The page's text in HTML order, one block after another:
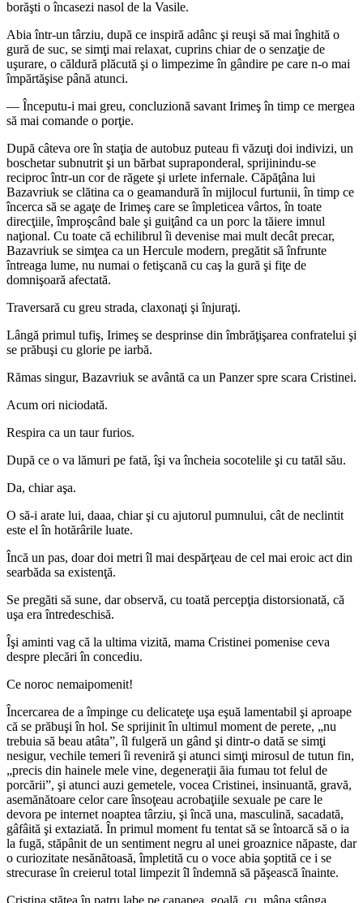
borăşti o încasezi nasol de la Vasile.
Abia într-un târziu, după ce inspiră adânc şi reuşi să mai înghită o
gură de suc, se simţi mai relaxat, cuprins chiar de o senzaţie de
uşurare, o căldură plăcută şi o limpezime în gândire pe care n-o mai
împărtăşise până atunci.
― Începutu-i mai greu, concluzionă savant Irimeş în timp ce mergea
să mai comande o porţie.
După câteva ore în staţia de autobuz puteau fi văzuţi doi indivizi, un
boschetar subnutrit şi un bărbat supraponderal, sprijinindu-se
reciproc într-un cor de răgete şi urlete infernale. Căpăţâna lui
Bazavriuk se clătina ca o geamandură în mijlocul furtunii, în timp ce
încerca să se agaţe de Irimeş care se împleticea vârtos, în toate
direcţiile, împroşcând bale şi guiţând ca un porc la tăiere imnul
naţional. Cu toate că echilibrul îi devenise mai mult decât precar,
Bazavriuk se simţea ca un Hercule modern, pregătit să înfrunte
întreaga lume, nu numai o fetişcană cu caş la gură şi fiţe de
domnişoară afectată.
Traversară cu greu strada, claxonaţi şi înjuraţi.
Lângă primul tufiş, Irimeş se desprinse din îmbrăţişarea confratelui şi
se prăbuşi cu glorie pe iarbă.
Rămas singur, Bazavriuk se avântă ca un Panzer spre scara Cristinei.
Acum ori niciodată.
Respira ca un taur furios.
După ce o va lămuri pe fată, îşi va încheia socotelile şi cu tatăl său.
Da, chiar aşa.
O să-i arate lui, daaa, chiar şi cu ajutorul pumnului, cât de neclintit
este el în hotărârile luate.
Încă un pas, doar doi metri îl mai despărţeau de cel mai eroic act din
searbăda sa existenţă.
Se pregăti să sune, dar observă, cu toată percepţia distorsionată, că
uşa era întredeschisă.
Îşi aminti vag că la ultima vizită, mama Cristinei pomenise ceva
despre plecări în concediu.
Ce noroc nemaipomenit!
Încercarea de a împinge cu delicateţe uşa eşuă lamentabil şi aproape
că se prăbuşi în hol. Se sprijinit în ultimul moment de perete, „nu
trebuia să beau atâta”, îl fulgeră un gând şi dintr-o dată se simţi
nesigur, vechile temeri îi reveniră şi atunci simţi mirosul de tutun fin,
„precis din hainele mele vine, degeneraţii ăia fumau tot felul de
porcării”, şi atunci auzi gemetele, vocea Cristinei, insinuantă, gravă,
asemănătoare celor care însoţeau acrobaţiile sexuale pe care le
devora pe internet noaptea târziu, şi încă una, masculină, sacadată,
gâfâită şi extaziată. În primul moment fu tentat să se întoarcă să o ia
la fugă, stăpânit de un sentiment negru al unei groaznice năpaste, dar
o curiozitate nesănătoasă, împletită cu o voce abia şoptită ce i se
strecurase în creierul total limpezit îl îndemnă să păşească înainte.